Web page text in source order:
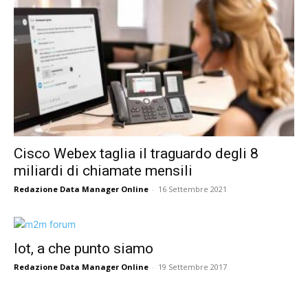
Cisco Webex taglia il traguardo degli 8
miliardi di chiamate mensili
Redazione Data Manager Online - 16 Settembre 2021
Iot, a che punto siamo
Redazione Data Manager Online - 19 Settembre 2017